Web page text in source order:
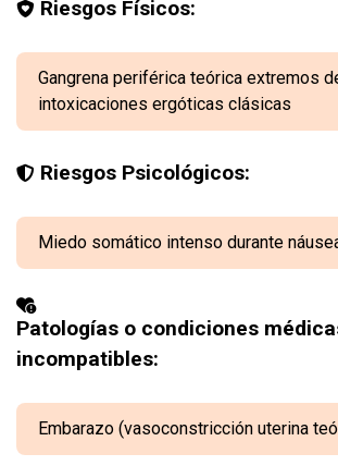
Riesgos Físicos:
Gangrena periférica teórica extremos
intoxicaciones ergóticas clásicas
Riesgos Psicológicos:
Miedo somático intenso durante
Patologías o condiciones
incompatibles:
Embarazo (vasoconstricción uterina